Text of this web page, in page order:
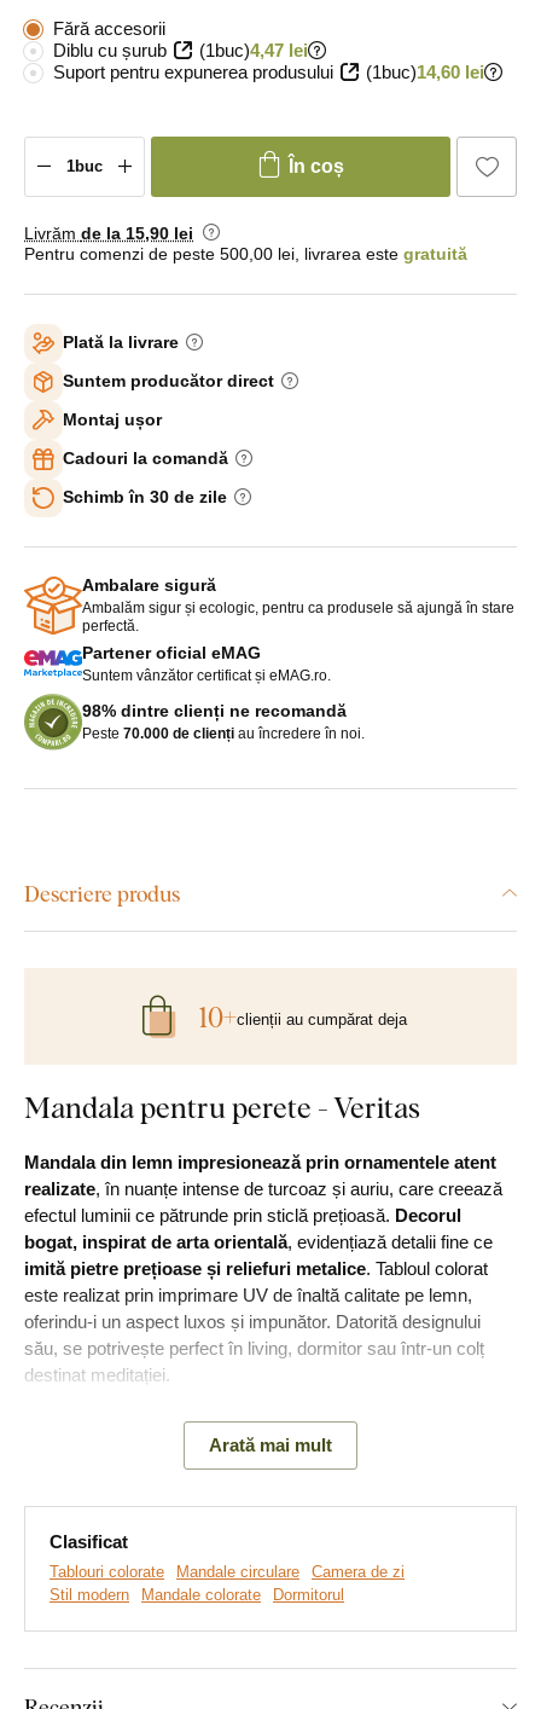
Fără accesorii
Diblu cu șurub
(1buc)4,47 lei
Suport pentru expunerea produsului
(1buc)14,60 lei
În coș
Livrăm de la 15,90 lei
Pentru comenzi de peste 500,00 lei, livrarea este gratuită
Plată la livrare
Suntem producător direct
Montaj ușor
Cadouri la comandă
Schimb în 30 de zile
Ambalare sigură
Ambalăm sigur și ecologic, pentru ca produsele să ajungă în stare
perfectă.
Partener oficial eMAG
Suntem vânzător certificat și eMAG.ro.
98% dintre clienți ne recomandă
Peste 70.000 de clienți au încredere în noi.
Descriere produs
Mandala pentru perete - Veritas
Mandala din lemn impresionează prin ornamentele atent
realizate, în nuanțe intense de turcoaz și auriu, care creează
efectul luminii ce pătrunde prin sticlă prețioasă. Decorul
bogat, inspirat de arta orientală, evidențiază detalii fine ce
imită pietre prețioase și reliefuri metalice. Tabloul colorat
este realizat prin imprimare UV de înaltă calitate pe lemn,
oferindu-i un aspect luxos și impunător. Datorită designului
său, se potrivește perfect în living, dormitor sau într-un colț
destinat meditației.
căutarea esenței și a adevărului.
Arată mai mult
10+clienții au cumpărat deja
Clasificat
Tablouri colorate Mandale circulare
Camera de zi
Stil modern
Mandale colorate Dormitorul